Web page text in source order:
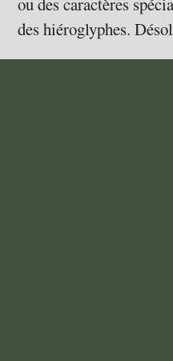
des hiéroglyphes.